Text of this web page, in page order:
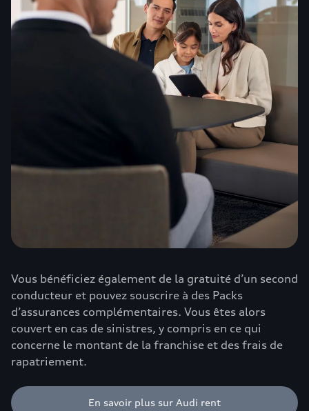
Vous bénéficiez également de la gratuité d’un second
conducteur et pouvez souscrire à des Packs
d’assurances complémentaires. Vous êtes alors
couvert en cas de sinistres, y compris en ce qui
concerne le montant de la franchise et des frais de
rapatriement.
En savoir plus sur Audi rent